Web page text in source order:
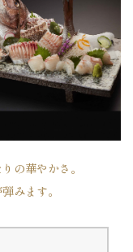
の華やかさ。
みます。